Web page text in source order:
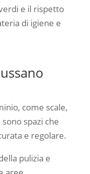
e il rispetto
di igiene e
come scale,
spazi che
e regolare.
pulizia e